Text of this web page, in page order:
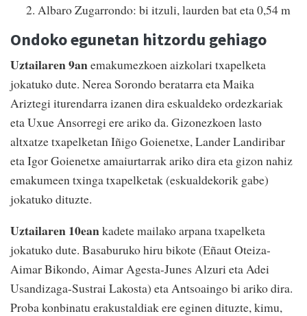
Albaro Zugarrondo: bi itzuli, laurden bat eta 0,54 m
Ondoko egunetan hitzordu gehiago
Uztailaren 9anemakumezkoen aizkolari txapelketa
jokatuko dute. Nerea Sorondo beratarra eta Maika
Ariztegi iturendarra izanen dira eskualdeko ordezkariak
eta Uxue Ansorregi ere ariko da. Gizonezkoen lasto
altxatze txapelketan Iñigo Goienetxe, Lander Landiribar
eta Igor Goienetxe amaiurtarrak ariko dira eta gizon nahiz
emakumeen txinga txapelketak (eskualdekorik gabe)
jokatuko dituzte.
Uztailaren 10eankadete mailako arpana txapelketa
jokatuko dute. Basaburuko hiru bikote (Eñaut Oteiza-
Aimar Bikondo, Aimar Agesta-Junes Alzuri eta Adei
Usandizaga-Sustrai Lakosta) eta Antsoaingo bi ariko dira.
Proba konbinatu erakustaldiak ere eginen dituzte, kimu,